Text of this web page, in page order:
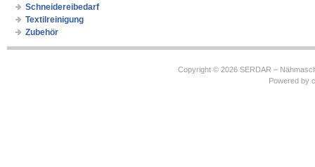
Schneidereibedarf
Textilreinigung
Zubehör
Copyright © 2026 SERDAR –
Powered by